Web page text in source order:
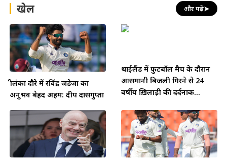
खेल और पढ़ें➤
श्रीलंका दौरे में रविंद्र जडेजा का
अनुभव बेहद अहम: दीप दासगुप्ता
थाईलैंड में फुटबॉल मैच के दौरान
आसमानी बिजली गिरने से 24
वर्षीय ख़िलाड़ी की दर्दनाक...